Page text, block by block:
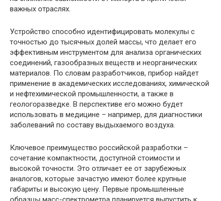
важных отраслях.
Устройство способно идентифицировать молекулы с
точностью до тысячных долей массы, что делает его
эффективным инструментом для анализа органических
соединений, газообразных веществ и неорганических
материалов. По словам разработчиков, прибор найдет
применение в академических исследованиях, химической
и нефтехимической промышленности, а также в
геологоразведке. В перспективе его можно будет
использовать в медицине – например, для диагностики
заболеваний по составу выдыхаемого воздуха.
Ключевое преимущество российской разработки –
сочетание компактности, доступной стоимости и
высокой точности. Это отличает ее от зарубежных
аналогов, которые зачастую имеют более крупные
габариты и высокую цену. Первые промышленные